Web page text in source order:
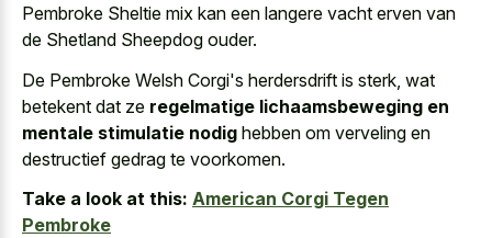
Pembroke Sheltie mix kan een langere vacht erven van
de Shetland Sheepdog ouder.
De Pembroke Welsh Corgi's herdersdrift is sterk, wat
betekent dat ze regelmatige lichaamsbeweging en
mentale stimulatie nodig hebben om verveling en
destructief gedrag te voorkomen.
Take a look at this: American Corgi Tegen
Pembroke